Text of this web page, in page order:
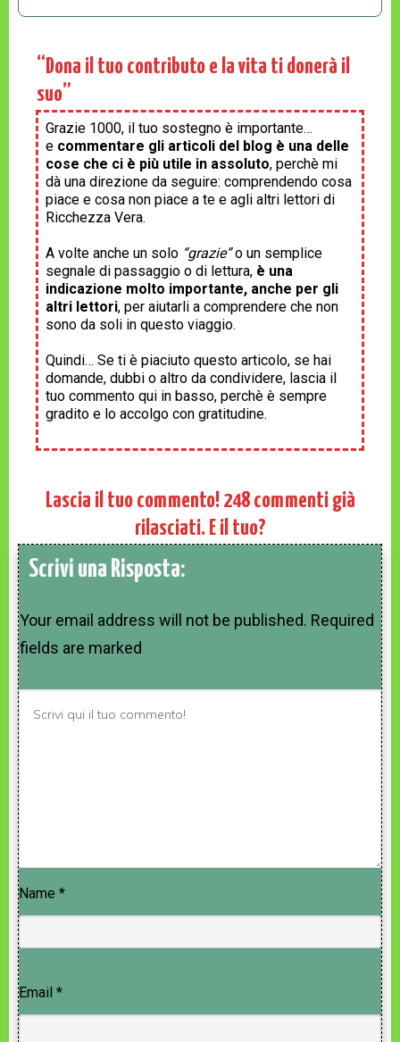
“Dona il tuo contributo e la vita ti donerà il
suo”
Grazie 1000, il tuo sostegno è importante…
e commentare gli articoli del blog è una delle
cose che ci è più utile in assoluto, perchè mi
dà una direzione da seguire: comprendendo cosa
piace e cosa non piace a te e agli altri lettori di
Ricchezza Vera.
A volte anche un solo “grazie”o un semplice
segnale di passaggio o di lettura, è una
indicazione molto importante, anche per gli
altri lettori, per aiutarli a comprendere che non
sono da soli in questo viaggio.
Quindi… Se ti è piaciuto questo articolo, se hai
domande, dubbi o altro da condividere, lascia il
tuo commento qui in basso, perchè è sempre
gradito e lo accolgo con gratitudine.
Lascia il tuo commento! 248commenti già
rilasciati. E il tuo?
Scrivi una Risposta:
Your email address will not be published. Required
fields are marked
Name *
Email *